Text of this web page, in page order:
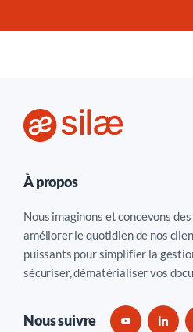
À propos
Nous imaginons et concevons
améliorer le quotidien de nos
puissants pour simplifier la
sécuriser, dématérialiser vos
Nous suivre